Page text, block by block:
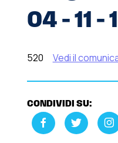
04 – 11
520 Vedi il
CONDIVIDI SU: